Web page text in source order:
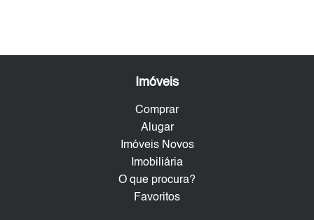
Imóveis
Comprar
Alugar
Imóveis Novos
Imobiliária
O que procura?
Favoritos